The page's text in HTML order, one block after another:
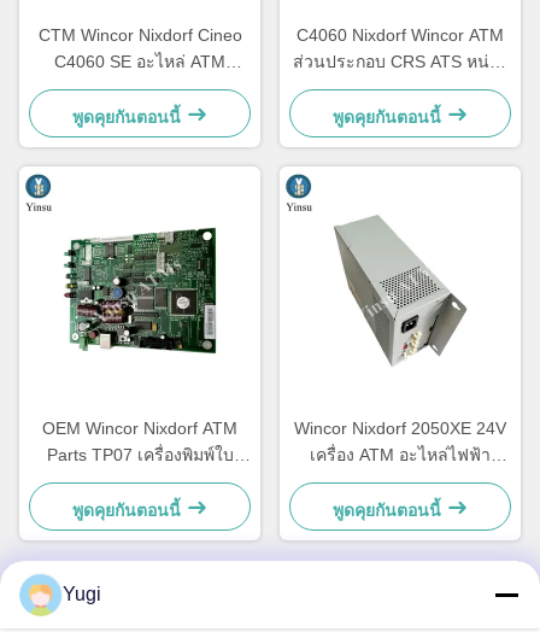
CTM Wincor Nixdorf Cineo
C4060 SE อะไหล่ ATM
อิเล็กทรอนิกส์พิเศษ
1750147868
พูดคุยกันตอนนี้
C4060 Nixdorf Wincor ATM
ส่วนประกอบ CRS ATS หน่วย
กลาง AU Module
1750134478
พูดคุยกันตอนนี้
OEM Wincor Nixdorf ATM
Parts TP07 เครื่องพิมพ์ใบ
เสร็จสินค้า
พูดคุยกันตอนนี้
Wincor Nixdorf 2050XE 24V
เครื่อง ATM อะไหล่ไฟฟ้า
01750069162 1750069162
พูดคุยกันตอนนี้
Yugi